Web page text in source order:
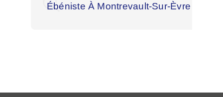
Ébéniste À Montrevault-Sur-Èvre